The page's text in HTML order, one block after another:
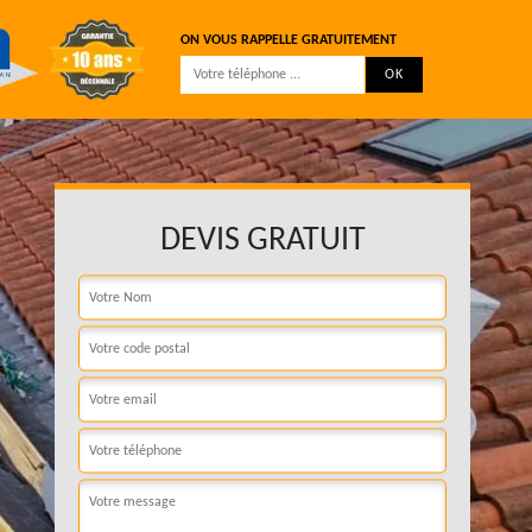
ON VOUS RAPPELLE GRATUITEMENT
DEVIS GRATUIT